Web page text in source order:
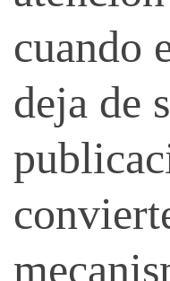
cuando
deja de